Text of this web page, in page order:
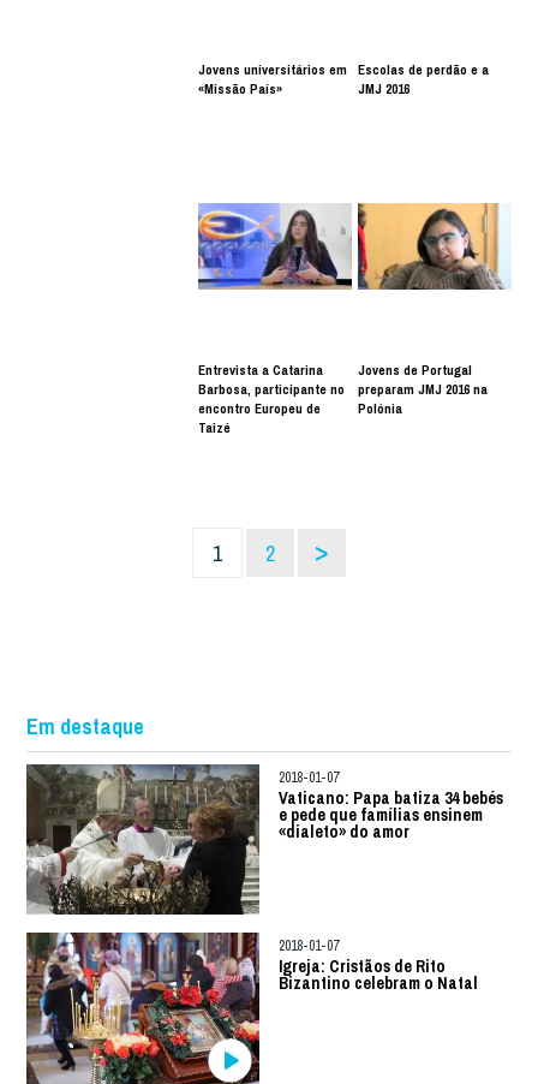
Jovens universitários em
«Missão País»
Escolas de perdão e a
JMJ 2016
Entrevista a Catarina
Barbosa, participante no
encontro Europeu de
Taizé
Jovens de Portugal
preparam JMJ 2016 na
Polónia
1 2 >
Em destaque
2018-01-07
Vaticano: Papa batiza 34 bebés
e pede que famílias ensinem
«dialeto» do amor
2018-01-07
Igreja: Cristãos de Rito
Bizantino celebram o Natal